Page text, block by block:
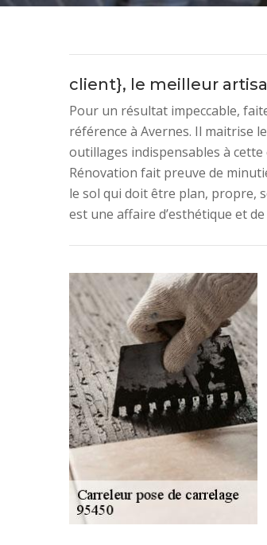
client}, le meilleur
Pour un résultat impeccable,
référence à Avernes. Il maitrise
outillages indispensables à
Rénovation fait preuve de
le sol qui doit être plan, propre,
est une affaire d’esthétique et